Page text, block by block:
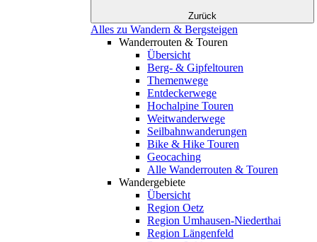
Zurück
Alles zu Wandern & Bergsteigen
Wanderrouten & Touren
Übersicht
Berg- & Gipfeltouren
Themenwege
Entdeckerwege
Hochalpine Touren
Weitwanderwege
Seilbahnwanderungen
Bike & Hike Touren
Geocaching
Alle Wanderrouten & Touren
Wandergebiete
Übersicht
Region Oetz
Region Umhausen-Niederthai
Region Längenfeld